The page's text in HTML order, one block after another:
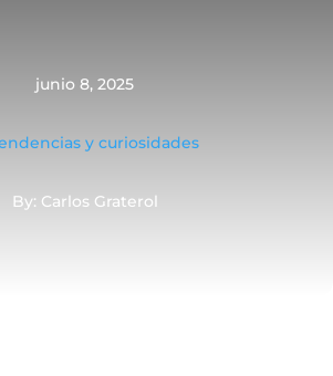
junio 8, 2025
y curiosidades
By: Carlos Graterol